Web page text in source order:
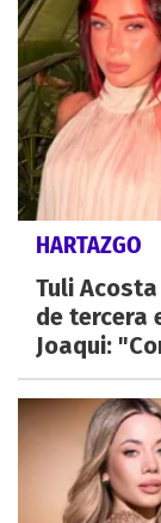
HARTAZGO
Tuli
de tercera
Joaqui: